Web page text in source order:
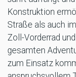
Konstruktion
Straße als auch
Zoll-Vorderrad
gesamten
zum Einsatz